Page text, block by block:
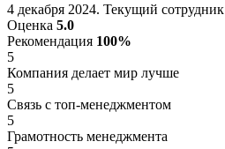
4 декабря 2024. Текущий сотрудник
Оценка 5.0
Рекомендация 100%
5
Компания делает мир лучше
5
Связь с топ-менеджментом
5
Грамотность менеджмента